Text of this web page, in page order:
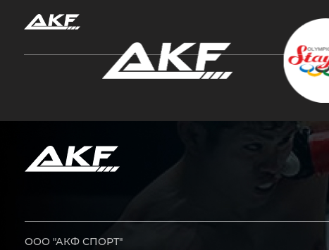
ООО "АКФ СПОРТ"
Нажмите Enter для поиска или Esc, чтобы